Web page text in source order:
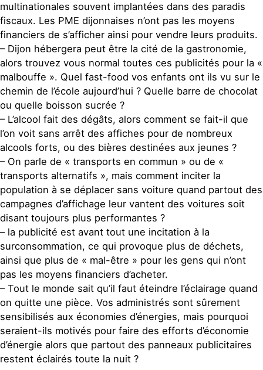
multinationales souvent implantées dans des paradis
fiscaux. Les PME dijonnaises n’ont pas les moyens
financiers de s’afficher ainsi pour vendre leurs produits.
– Dijon hébergera peut être la cité de la gastronomie,
alors trouvez vous normal toutes ces publicités pour la «
malbouffe ». Quel fast-food vos enfants ont ils vu sur le
chemin de l’école aujourd’hui ? Quelle barre de chocolat
ou quelle boisson sucrée ?
– L’alcool fait des dégâts, alors comment se fait-il que
l’on voit sans arrêt des affiches pour de nombreux
alcools forts, ou des bières destinées aux jeunes ?
– On parle de « transports en commun » ou de «
transports alternatifs », mais comment inciter la
population à se déplacer sans voiture quand partout des
campagnes d’affichage leur vantent des voitures soit
disant toujours plus performantes ?
– la publicité est avant tout une incitation à la
surconsommation, ce qui provoque plus de déchets,
ainsi que plus de « mal-être » pour les gens qui n’ont
pas les moyens financiers d’acheter.
– Tout le monde sait qu’il faut éteindre l’éclairage quand
on quitte une pièce. Vos administrés sont sûrement
sensibilisés aux économies d’énergies, mais pourquoi
seraient-ils motivés pour faire des efforts d’économie
d’énergie alors que partout des panneaux publicitaires
restent éclairés toute la nuit ?